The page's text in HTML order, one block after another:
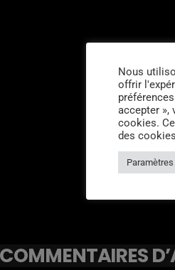
COMMENTAIRES
Nous
offrir
accepter »,
cookies.
des